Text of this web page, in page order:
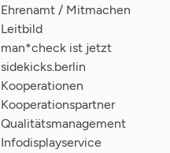
Ehrenamt / Mitmachen
Leitbild
man*check ist jetzt
sidekicks.berlin
Kooperationen
Kooperationspartner
Qualitätsmanagement
Infodisplayservice